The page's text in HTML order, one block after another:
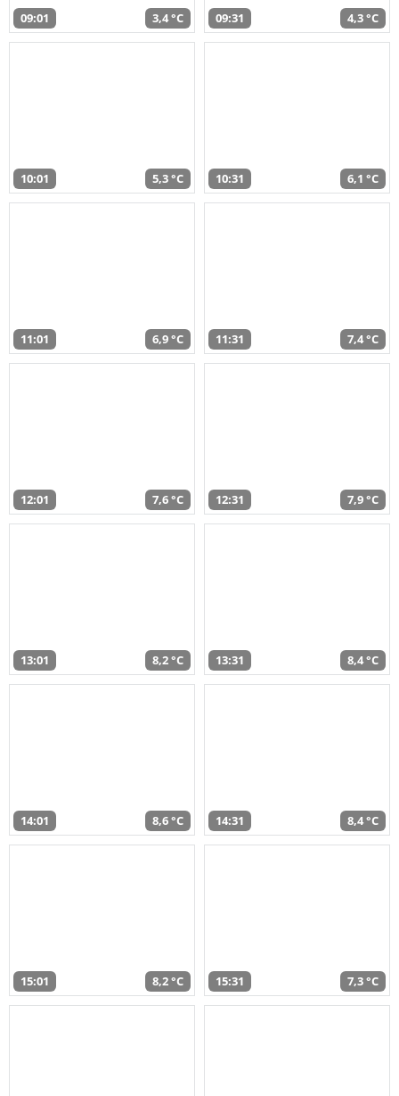
09:01 3,4 °C 09:31 4,3 °C
10:01 5,3 °C 10:31 6,1 °C
11:01 6,9 °C 11:31 7,4 °C
12:01 7,6 °C 12:31 7,9 °C
13:01 8,2 °C 13:31 8,4 °C
14:01 8,6 °C 14:31 8,4 °C
15:01 8,2 °C 15:31 7,3 °C